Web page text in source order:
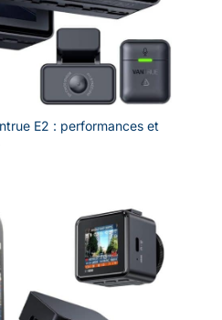
E2 : performances et